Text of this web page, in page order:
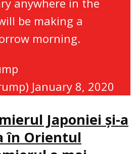
anywhere in the
be making a
morning.
January 8, 2020
Japoniei şi-a
în Orientul